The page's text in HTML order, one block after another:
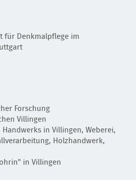
für Denkmalpflege im
Forschung
Villingen
in Villingen, Weberei,
Holzhandwerk,
in Villingen